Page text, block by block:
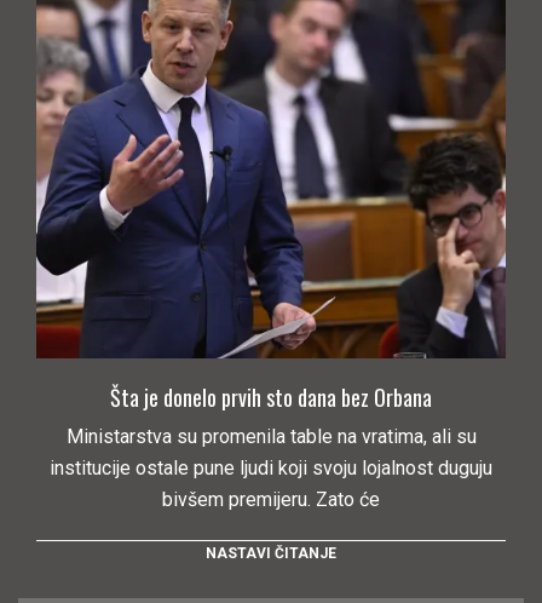
Šta je donelo prvih sto dana bez Orbana
Ministarstva su promenila table na vratima, ali su
institucije ostale pune ljudi koji svoju lojalnost duguju
bivšem premijeru. Zato će
NASTAVI ČITANJE